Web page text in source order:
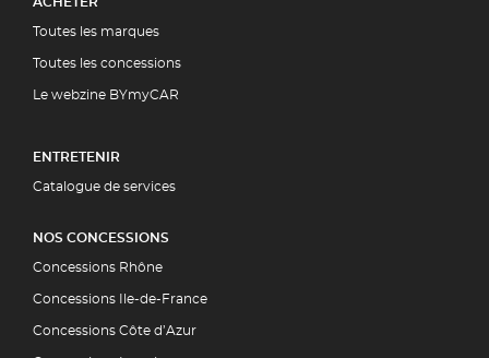
Toutes les marques
Toutes les concessions
Le webzine BYmyCAR
ENTRETENIR
Catalogue de services
NOS CONCESSIONS
Concessions Rhône
Concessions Ile-de-France
Concessions Côte d’Azur